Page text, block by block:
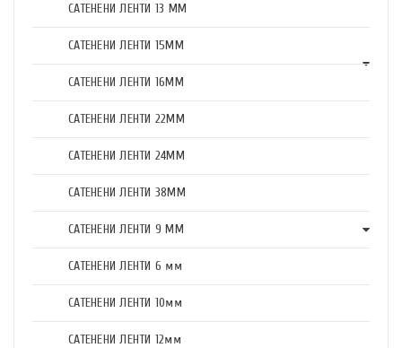
САТЕНЕНИ ЛЕНТИ 13 ММ
САТЕНЕНИ ЛЕНТИ 15ММ
САТЕНЕНИ ЛЕНТИ 16ММ
САТЕНЕНИ ЛЕНТИ 22ММ
САТЕНЕНИ ЛЕНТИ 24ММ
САТЕНЕНИ ЛЕНТИ 38ММ
САТЕНЕНИ ЛЕНТИ 9 ММ
САТЕНЕНИ ЛЕНТИ 6 мм
САТЕНЕНИ ЛЕНТИ 10мм
САТЕНЕНИ ЛЕНТИ 12мм